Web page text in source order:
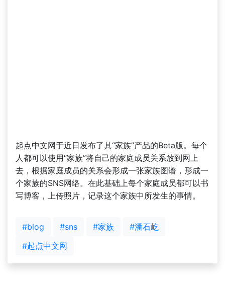
起点中文网于近日发布了其“家族”产品的Beta版。每个
人都可以使用“家族”将自己的家庭成员关系放到网上
去，根据家庭成员的关系会形成一张家族图谱，形成一
个家族的SNS网络。在此基础上每个家庭成员都可以书
写博客，上传照片，记录这个家族中所发生的事情。
#blog #sns #家族
#潘石屹
#起点中文网